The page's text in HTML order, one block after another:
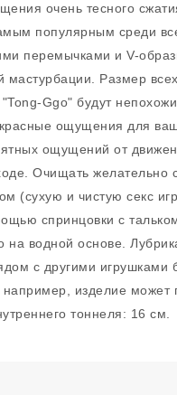
очень тесного
популярным среди
перемычками и V-
мастурбации. Размер
Ggo" будут
ощущения для
ощущений от
Очищать желательно
(сухую и чистую секс
спринцовки с
на водной основе.
с другими игрушками
изделие может
тоннеля: 16 см.